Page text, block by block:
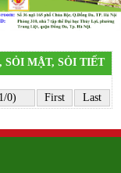
SỎI MẬT, SỎI TIẾT
0)
First Last